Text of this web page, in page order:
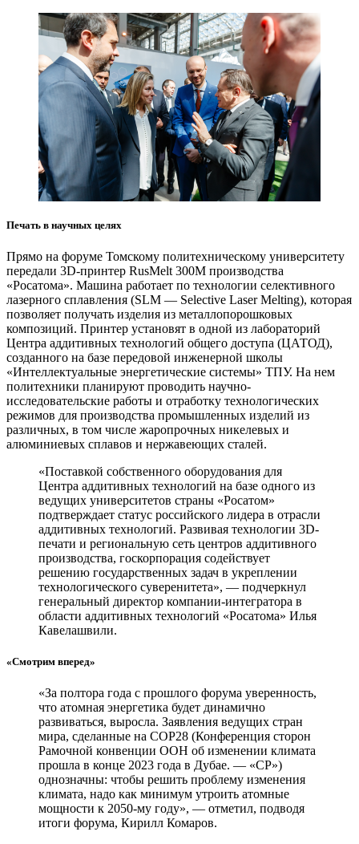
Печать в научных целях
Прямо на форуме Томскому политехническому университету
передали 3D-принтер RusMelt 300M производства
«Росатома». Машина работает по технологии селективного
лазерного сплавления (SLM — Selective Laser Melting), которая
позволяет получать изделия из металлопорошковых
композиций. Принтер установят в одной из лабораторий
Центра аддитивных технологий общего доступа (ЦАТОД),
созданного на базе передовой инженерной школы
«Интеллектуальные энергетические системы» ТПУ. На нем
политехники планируют проводить научно-
исследовательские работы и отработку технологических
режимов для производства промышленных изделий из
различных, в том числе жаропрочных никелевых и
алюминиевых сплавов и нержавеющих сталей.
«Поставкой собственного оборудования для
Центра аддитивных технологий на базе одного из
ведущих университетов страны «Росатом»
подтверждает статус российского лидера в отрасли
аддитивных технологий. Развивая технологии 3D-
печати и региональную сеть центров аддитивного
производства, госкорпорация содействует
решению государственных задач в укреплении
технологического суверенитета», — подчеркнул
генеральный директор компании-интегратора в
области аддитивных технологий «Росатома» Илья
Кавелашвили.
«Смотрим вперед»
«За полтора года с прошлого форума уверенность,
что атомная энергетика будет динамично
развиваться, выросла. Заявления ведущих стран
мира, сделанные на СОР28 (Конференция сторон
Рамочной конвенции ООН об изменении климата
прошла в конце 2023 года в Дубае. — «СР»)
однозначны: чтобы решить проблему изменения
климата, надо как минимум утроить атомные
мощности к 2050-му году», — отметил, подводя
итоги форума, Кирилл Комаров.